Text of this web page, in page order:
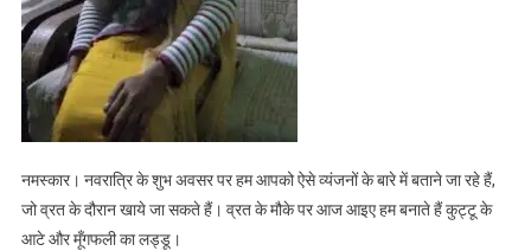
लड्डू
नमस्कार। नवरात्रि के शुभ अवसर पर हम आपको ऐसे व्यंजनों के बारे में बताने जा रहे हैं,
जो व्रत के दौरान खाये जा सकते हैं। व्रत के मौके पर आज आइए हम बनाते हैं कुट्टू के
आटे और मूँगफली का लड्डू।